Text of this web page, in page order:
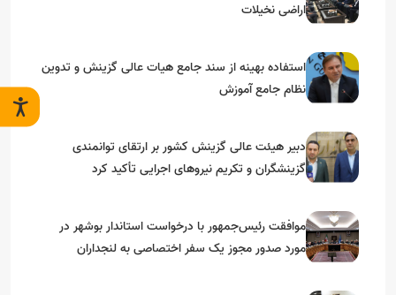
اراضی نخیلات
استفاده بهینه از سند جامع هیات عالی گزینش و‌ تدوین
نظام جامع آموزش
دبیر هیئت عالی گزینش کشور بر ارتقای توانمندی
گزینشگران و تکریم نیروهای اجرایی تأکید کرد
موافقت رئیس‌جمهور با درخواست استاندار بوشهر در
مورد صدور مجوز یک سفر اختصاصی به لنجداران